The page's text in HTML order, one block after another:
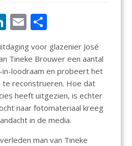
Li
n
k
e
dI
n
E
ai
l
D
el
e
n
voor glazenier José
Tineke Brouwer een aantal
in-loodraam en probeert het
te reconstrueren. Hoe dat
heeft uitgezien, is echter
naar fotomateriaal kreeg
in de media.
man van Tineke